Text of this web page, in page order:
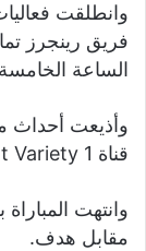
وانطلقت
فريق رينجرز
الساعة
وأذيعت أحداث
قناة SuperSport Variety 1
وانتهت
مقابل هدف.